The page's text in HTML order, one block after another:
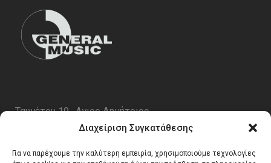
Διαχείριση Συγκατάθεσης
Για να παρέχουμε την καλύτερη εμπειρία, χρησιμοποιούμε τεχνολογίες
Ταυγέτου 19 , Αγιος Δημήτριος
email:info@generalmusic.gr